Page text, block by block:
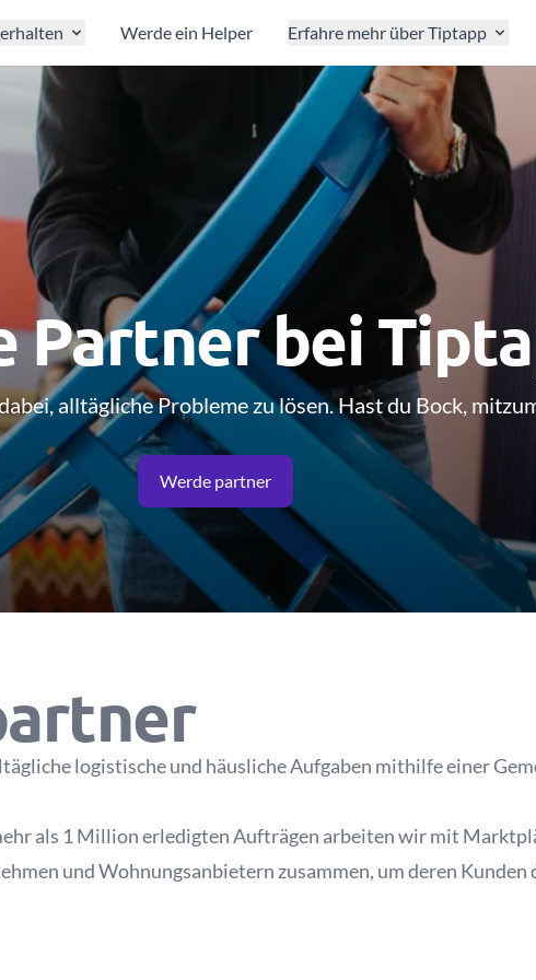
Werde ein Helper Erfahre mehr über Tiptapp
Partner bei
alltägliche Probleme zu lösen. Hast du Bock,
Werde partner
logistische und häusliche Aufgaben mithilfe einer
als 1 Million erledigten Aufträgen arbeiten wir mit
und Wohnungsanbietern zusammen, um deren Kunden